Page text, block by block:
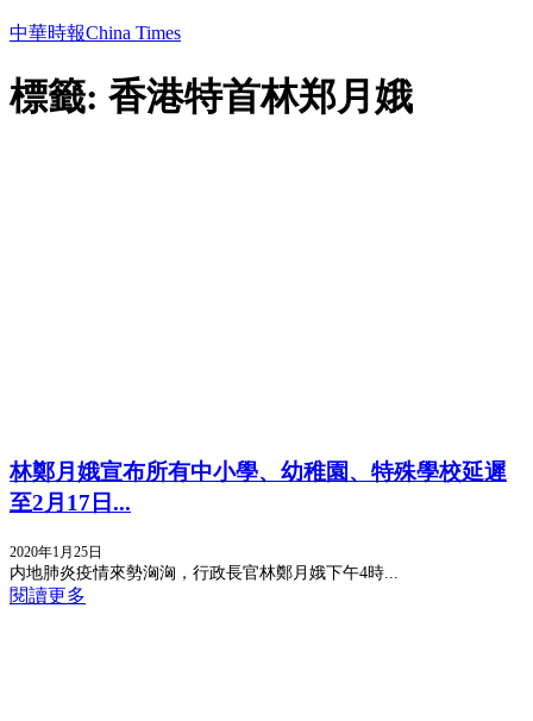
中華時報China Times
標籤: 香港特首林郑月娥
林鄭月娥宣布所有中小學、幼稚園、特殊學校延遲
至2月17日...
2020年1月25日
内地肺炎疫情來勢洶洶，行政長官林鄭月娥下午4時...
閱讀更多